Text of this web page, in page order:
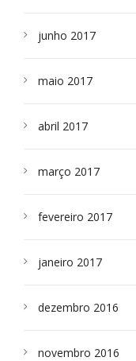
junho 2017
maio 2017
abril 2017
março 2017
fevereiro 2017
janeiro 2017
dezembro 2016
novembro 2016